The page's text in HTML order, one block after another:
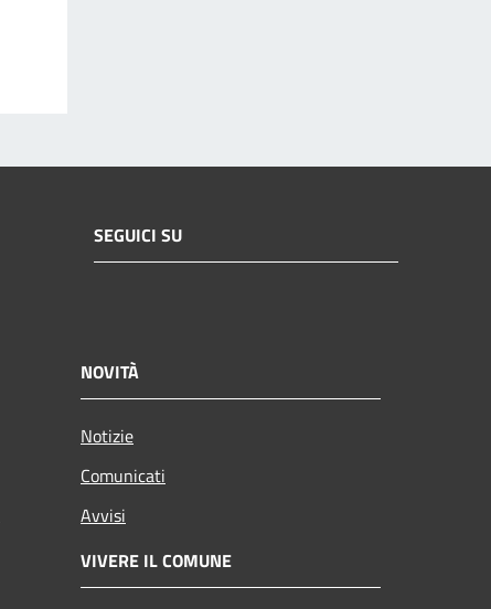
SEGUICI SU
NOVITÀ
Notizie
Comunicati
Avvisi
VIVERE IL COMUNE